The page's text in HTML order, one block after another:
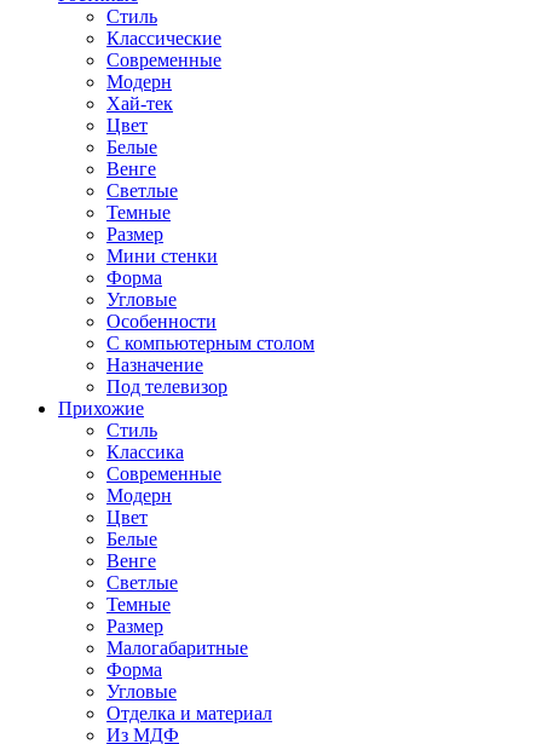
Стиль
Классические
Современные
Модерн
Хай-тек
Цвет
Белые
Венге
Светлые
Темные
Размер
Мини стенки
Форма
Угловые
Особенности
С компьютерным столом
Назначение
Под телевизор
Прихожие
Стиль
Классика
Современные
Модерн
Цвет
Белые
Венге
Светлые
Темные
Размер
Малогабаритные
Форма
Угловые
Отделка и материал
Из МДФ